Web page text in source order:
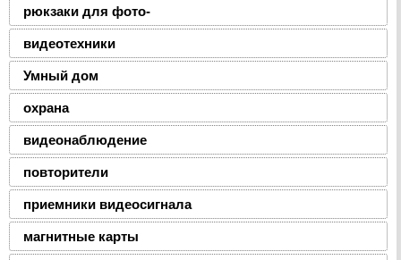
рюкзаки для фото-
видеотехники
Умный дом
охрана
видеонаблюдение
повторители
приемники видеосигнала
магнитные карты